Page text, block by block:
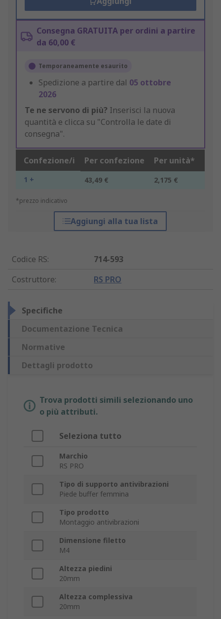
Consegna GRATUITA per ordini a partire
da 60,00 €
Temporaneamente esaurito
Spedizione a partire dal 05 ottobre
2026
Te ne servono di più? Inserisci la nuova
quantità e clicca su "Controlla le date di
consegna".
Confezione/i Per confezione Per unità*
1 + 43,49 € 2,175 €
*prezzo indicativo
Aggiungi alla tua lista
Codice RS:
714-593
Costruttore: RS PRO
Specifiche
Documentazione Tecnica
Normative
Dettagli prodotto
Trova prodotti simili selezionando uno
o più attributi.
Seleziona tutto
Marchio
RS PRO
Tipo di supporto antivibrazioni
Piede buffer femmina
Tipo prodotto
Montaggio antivibrazioni
Dimensione filetto
M4
Altezza piedini
20mm
Altezza complessiva
20mm